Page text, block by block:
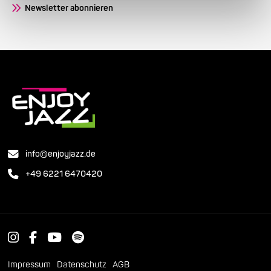
Newsletter abonnieren
info@enjoyjazz.de
+49 6221 6470420
Impressum Datenschutz AGB